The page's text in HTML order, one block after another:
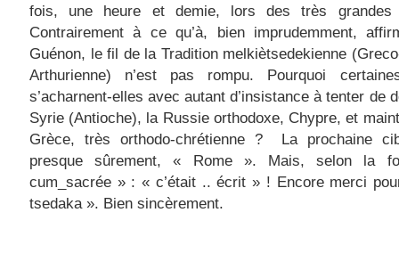
fois, une heure et demie, lors des très grandes
Contrairement à ce qu’à, bien imprudemment,
Guénon, le fil de la Tradition melkiètsedekienne
Arthurienne) n’est pas rompu. Pourquoi
s’acharnent-elles avec autant d’insistance à tenter de
Syrie (Antioche), la Russie orthodoxe, Chypre, et
Grèce, très orthodo-chrétienne ? La prochaine
presque sûrement, « Rome ». Mais, selon la
cum_sacrée » : « c’était .. écrit » ! Encore merci
tsedaka ». Bien sincèrement.